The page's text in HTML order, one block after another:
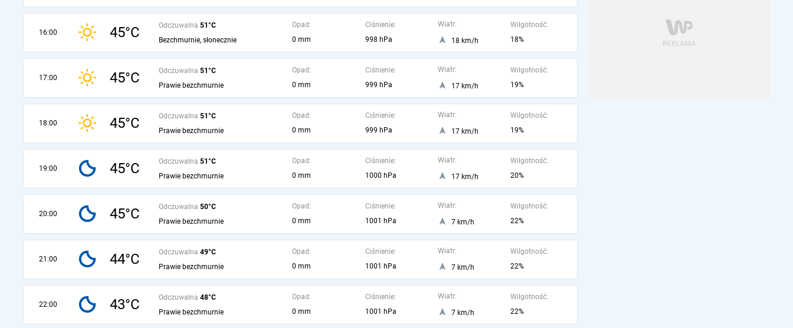
16:00 45°C Odczuwalna 51°C
Bezchmurnie, słonecznie
Opad:
0 mm
Ciśnienie:
998 hPa
Wiatr:
18 km/h
Wilgotność:
18%
17:00 45°C Odczuwalna 51°C
Prawie bezchmurnie
Opad:
0 mm
Ciśnienie:
999 hPa
Wiatr:
17 km/h
Wilgotność:
19%
18:00 45°C Odczuwalna 51°C
Prawie bezchmurnie
Opad:
0 mm
Ciśnienie:
999 hPa
Wiatr:
17 km/h
Wilgotność:
19%
19:00 45°C Odczuwalna 51°C
Prawie bezchmurnie
Opad:
0 mm
Ciśnienie:
1000 hPa
Wiatr:
17 km/h
Wilgotność:
20%
20:00 45°C Odczuwalna 50°C
Prawie bezchmurnie
Opad:
0 mm
Ciśnienie:
1001 hPa
Wiatr:
7 km/h
Wilgotność:
22%
21:00 44°C Odczuwalna 49°C
Prawie bezchmurnie
Opad:
0 mm
Ciśnienie:
1001 hPa
Wiatr:
7 km/h
Wilgotność:
22%
22:00 43°C Odczuwalna 48°C
Prawie bezchmurnie
Opad:
0 mm
Ciśnienie:
1001 hPa
Wiatr:
7 km/h
Wilgotność:
22%